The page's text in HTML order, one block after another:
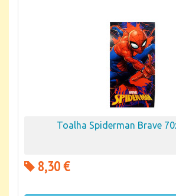
Toalha Spiderman Brave
8,30 €